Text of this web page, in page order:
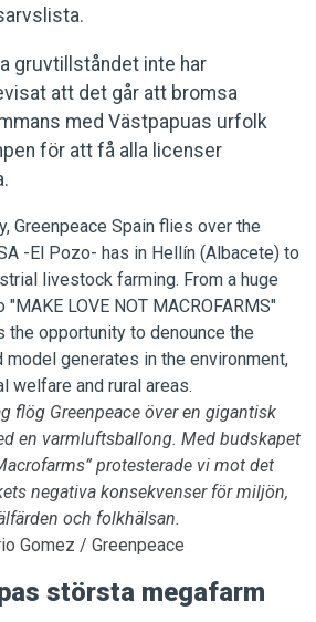
gruvtillståndet inte har
att det går att bromsa
med Västpapuas urfolk
för att få alla licenser
flög Greenpeace över en gigantisk
en varmluftsballong. Med budskapet
protesterade vi mot det
negativa konsekvenser för miljön,
och folkhälsan.
Gomez / Greenpeace
största megafarm